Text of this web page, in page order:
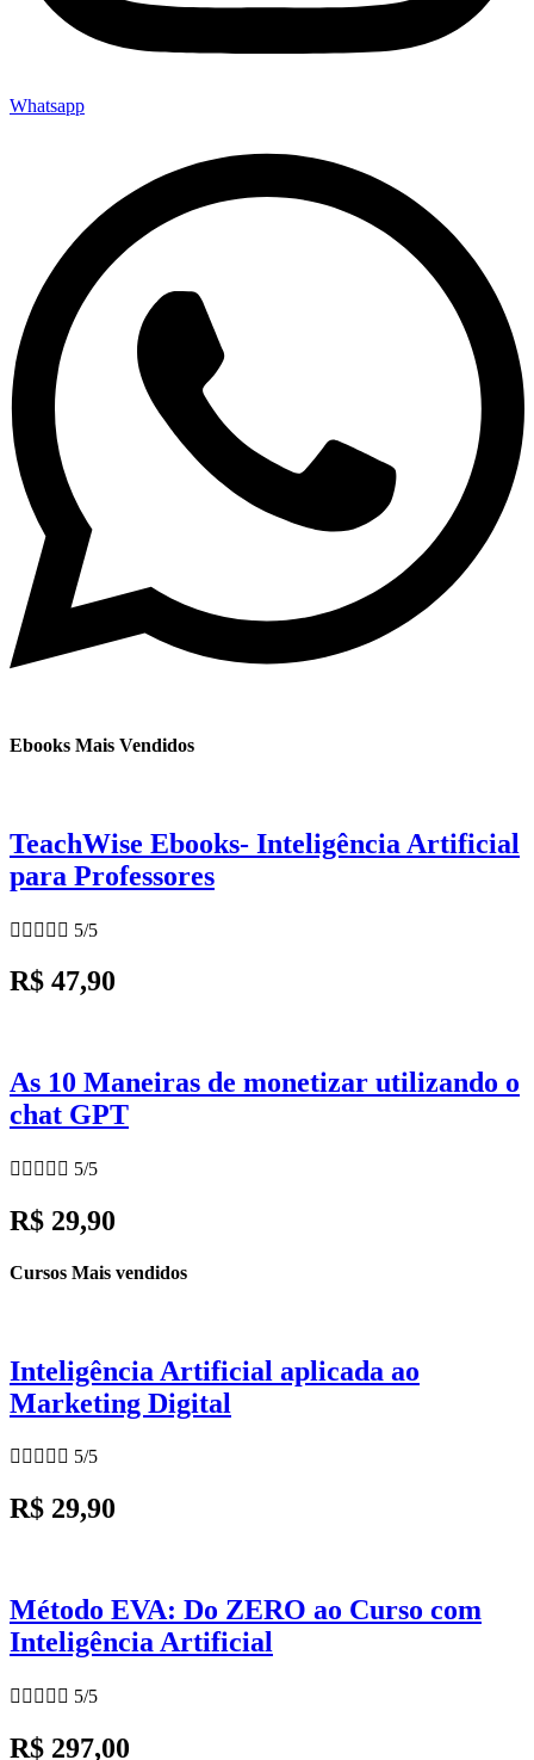
Whatsapp
Ebooks Mais Vendidos
TeachWise Ebooks- Inteligência Artificial
para Professores
     5/5
R$ 47,90
As 10 Maneiras de monetizar utilizando o
chat GPT
     5/5
R$ 29,90
Cursos Mais vendidos
Inteligência Artificial aplicada ao
Marketing Digital
     5/5
R$ 29,90
Método EVA: Do ZERO ao Curso com
Inteligência Artificial
     5/5
R$ 297,00